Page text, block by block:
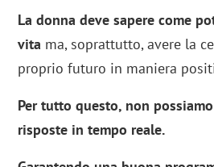
La donna deve sapere come
vita ma, soprattutto, avere la
proprio futuro in maniera
Per tutto questo, non
risposte in tempo reale.